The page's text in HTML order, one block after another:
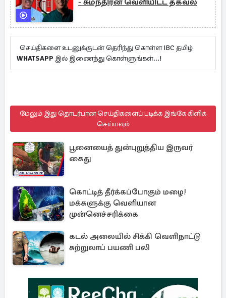
- சுமந்திரன் வெளியிட்ட தகவல்
செய்திகளை உடனுக்குடன் தெரிந்து கொள்ள IBC தமிழ்
WHATSAPP இல் இணைந்து கொள்ளுங்கள்...!
மேலும் இது தொடர்பான செய்திகளைப் படிக்க இங்கே கிளிக்
செய்யவும்
பூனையைத் துன்புறுத்திய இருவர்
கைது
கொட்டித் தீர்க்கப்போகும் மழை!
மக்களுக்கு வெளியான
முன்னெச்சரிக்கை
கடல் அலையில் சிக்கி வெளிநாட்டு
சுற்றுலாப் பயணி பலி